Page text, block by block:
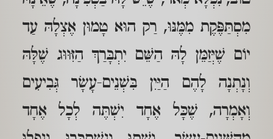
מִסְתַּפֶּקֶת מִמֶּנּוּ, רַק הוּא טָמוּן אֶצְלָהּ עַד
יוֹם שֶׁיְּזַמֵּן לָהּ הַשֵּׁם יִתְבָּרַךְ הַזִּוּוּג שֶׁלָּהּ
וְנָתְנָה לָהֶם הַיַּיִן בִּשְׁנֵים-עָשָׂר גְּבִיעִים
וְאָמְרָה, שֶׁכָּל אֶחָד יִשְׁתֶּה לְכָל אֶחָד